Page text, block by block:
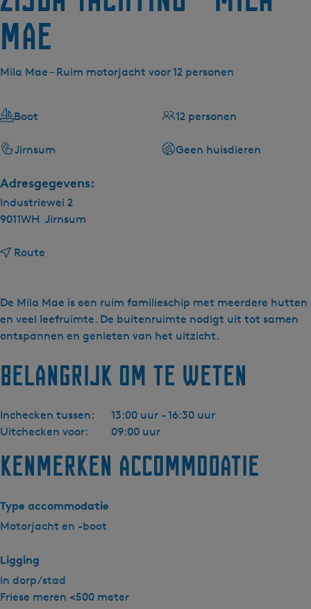
Mae
Mila Mae – Ruim motorjacht voor 12 personen
De Mila Mae is een ruim familieschip met meerdere hutten
en veel leefruimte. De buitenruimte nodigt uit tot samen
ontspannen en genieten van het uitzicht.
Belangrijk om te weten
Inchecken tussen:
13:00 uur - 16:30 uur
Uitchecken voor:
09:00 uur
Boot
Jirnsum
12 personen
Geen huisdieren
Adresgegevens:
Industriewei 2
9011WH Jirnsum
Route
r
Z
i
d
a
a
c
t
n
l
a
Kenmerken accommodatie
Type accommodatie
Motorjacht en -boot
Ligging
In dorp/stad
Friese meren <500 meter